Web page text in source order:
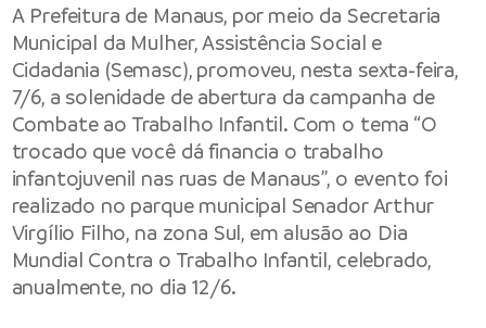
A Prefeitura de Manaus, por meio da Secretaria
Municipal da Mulher, Assistência Social e
Cidadania (Semasc), promoveu, nesta sexta-feira,
7/6, a solenidade de abertura da campanha de
Combate ao Trabalho Infantil. Com o tema “O
trocado que você dá financia o trabalho
infantojuvenil nas ruas de Manaus”, o evento foi
realizado no parque municipal Senador Arthur
Virgílio Filho, na zona Sul, em alusão ao Dia
Mundial Contra o Trabalho Infantil, celebrado,
anualmente, no dia 12/6.